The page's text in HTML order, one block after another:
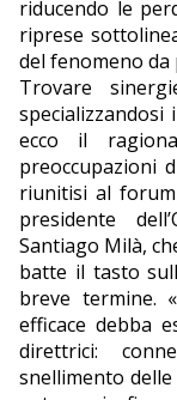
riducendo le
riprese
del fenomeno da
Trovare
specializzandosi
ecco il
preoccupazioni
riunitisi al
presidente
Santiago Milà,
batte il tasto
breve termine.
efficace debba
direttrici:
snellimento